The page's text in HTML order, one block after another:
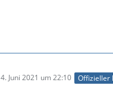
4. Juni 2021 um 22:10 Offizieller